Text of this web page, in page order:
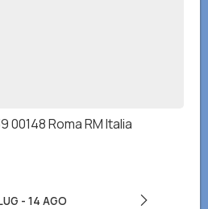
00148 Roma RM Italia
- 14 AGO